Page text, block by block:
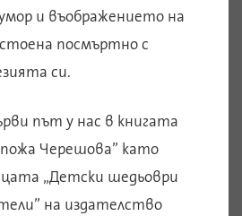
и въображението на
посмъртно с
си.
път у нас в книгата
Черешова” като
„Детски шедьоври
на издателство